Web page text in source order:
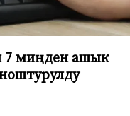
миңден ашык